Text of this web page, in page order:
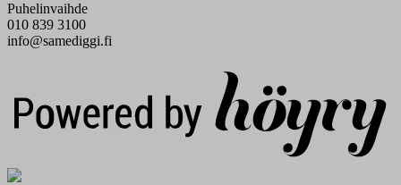
Puhelinvaihde
010 839 3100
info@samediggi.fi